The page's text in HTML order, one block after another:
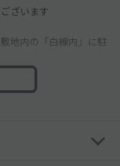
ざいます
地内の「白線内」に駐